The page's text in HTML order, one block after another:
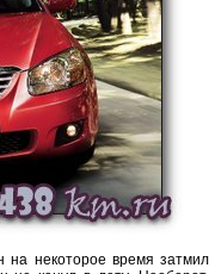
на некоторое время затмил